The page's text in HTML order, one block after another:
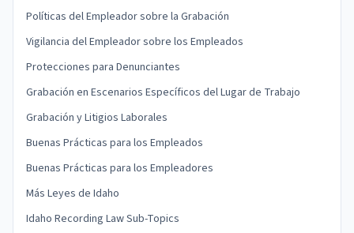
Políticas del Empleador sobre la Grabación
Vigilancia del Empleador sobre los Empleados
Protecciones para Denunciantes
Grabación en Escenarios Específicos del Lugar de Trabajo
Grabación y Litigios Laborales
Buenas Prácticas para los Empleados
Buenas Prácticas para los Empleadores
Más Leyes de Idaho
Idaho Recording Law Sub-Topics